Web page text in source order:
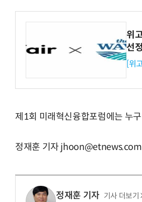
위
선정
[위
제1회 미래혁신융합포럼에는 누
정재훈 기자 jhoon@etnews.com
정재훈 기자 기사 더보기